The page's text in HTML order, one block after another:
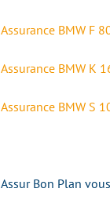
Assurance BMW F
Assurance BMW K
Assurance BMW S
Assur Bon Plan